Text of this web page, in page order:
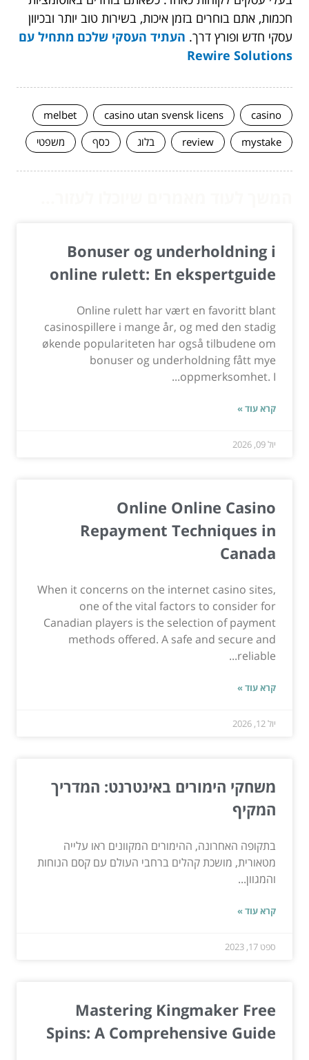
חכמות, אתם בוחרים בזמן איכות, בשירות טוב יותר ובכיוון
עסקי חדש ופורץ דרך. העתיד העסקי שלכם מתחיל עם
Rewire Solutions
casino
casino utan svensk licens
melbet
mystake
review בלוג כסף משפטי
Bonuser og underholdning i
online rulett: En ekspertguide
Online rulett har vært en favoritt blant
casinospillere i mange år, og med den stadig
økende populariteten har også tilbudene om
bonuser og underholdning fått mye
oppmerksomhet. I...
קרא עוד »
יול 09, 2026
Online Online Casino
Repayment Techniques in
Canada
When it concerns on the internet casino sites,
one of the vital factors to consider for
Canadian players is the selection of payment
methods offered. A safe and secure and
reliable...
קרא עוד »
יול 12, 2026
משחקי הימורים באינטרנט: המדריך
המקיף
בתקופה האחרונה, ההימורים המקוונים ראו עלייה
מטאורית, מושכת קהלים ברחבי העולם עם קסם הנוחות
והמגוון...
קרא עוד »
ספט 17, 2023
Mastering Kingmaker Free
Spins: A Comprehensive Guide